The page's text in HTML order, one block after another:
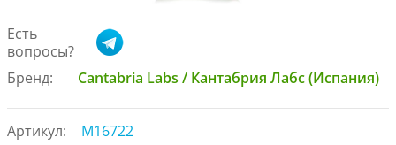
Есть
вопросы?
Бренд:
Cantabria Labs / Кантабрия Лабс (Испания)
Артикул: М16722